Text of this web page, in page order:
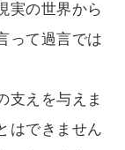
実の世界から
って過言では
支えを与えま
はできません